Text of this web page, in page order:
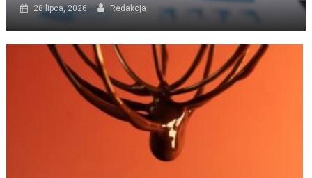
28 lipca, 2026 Redakcja